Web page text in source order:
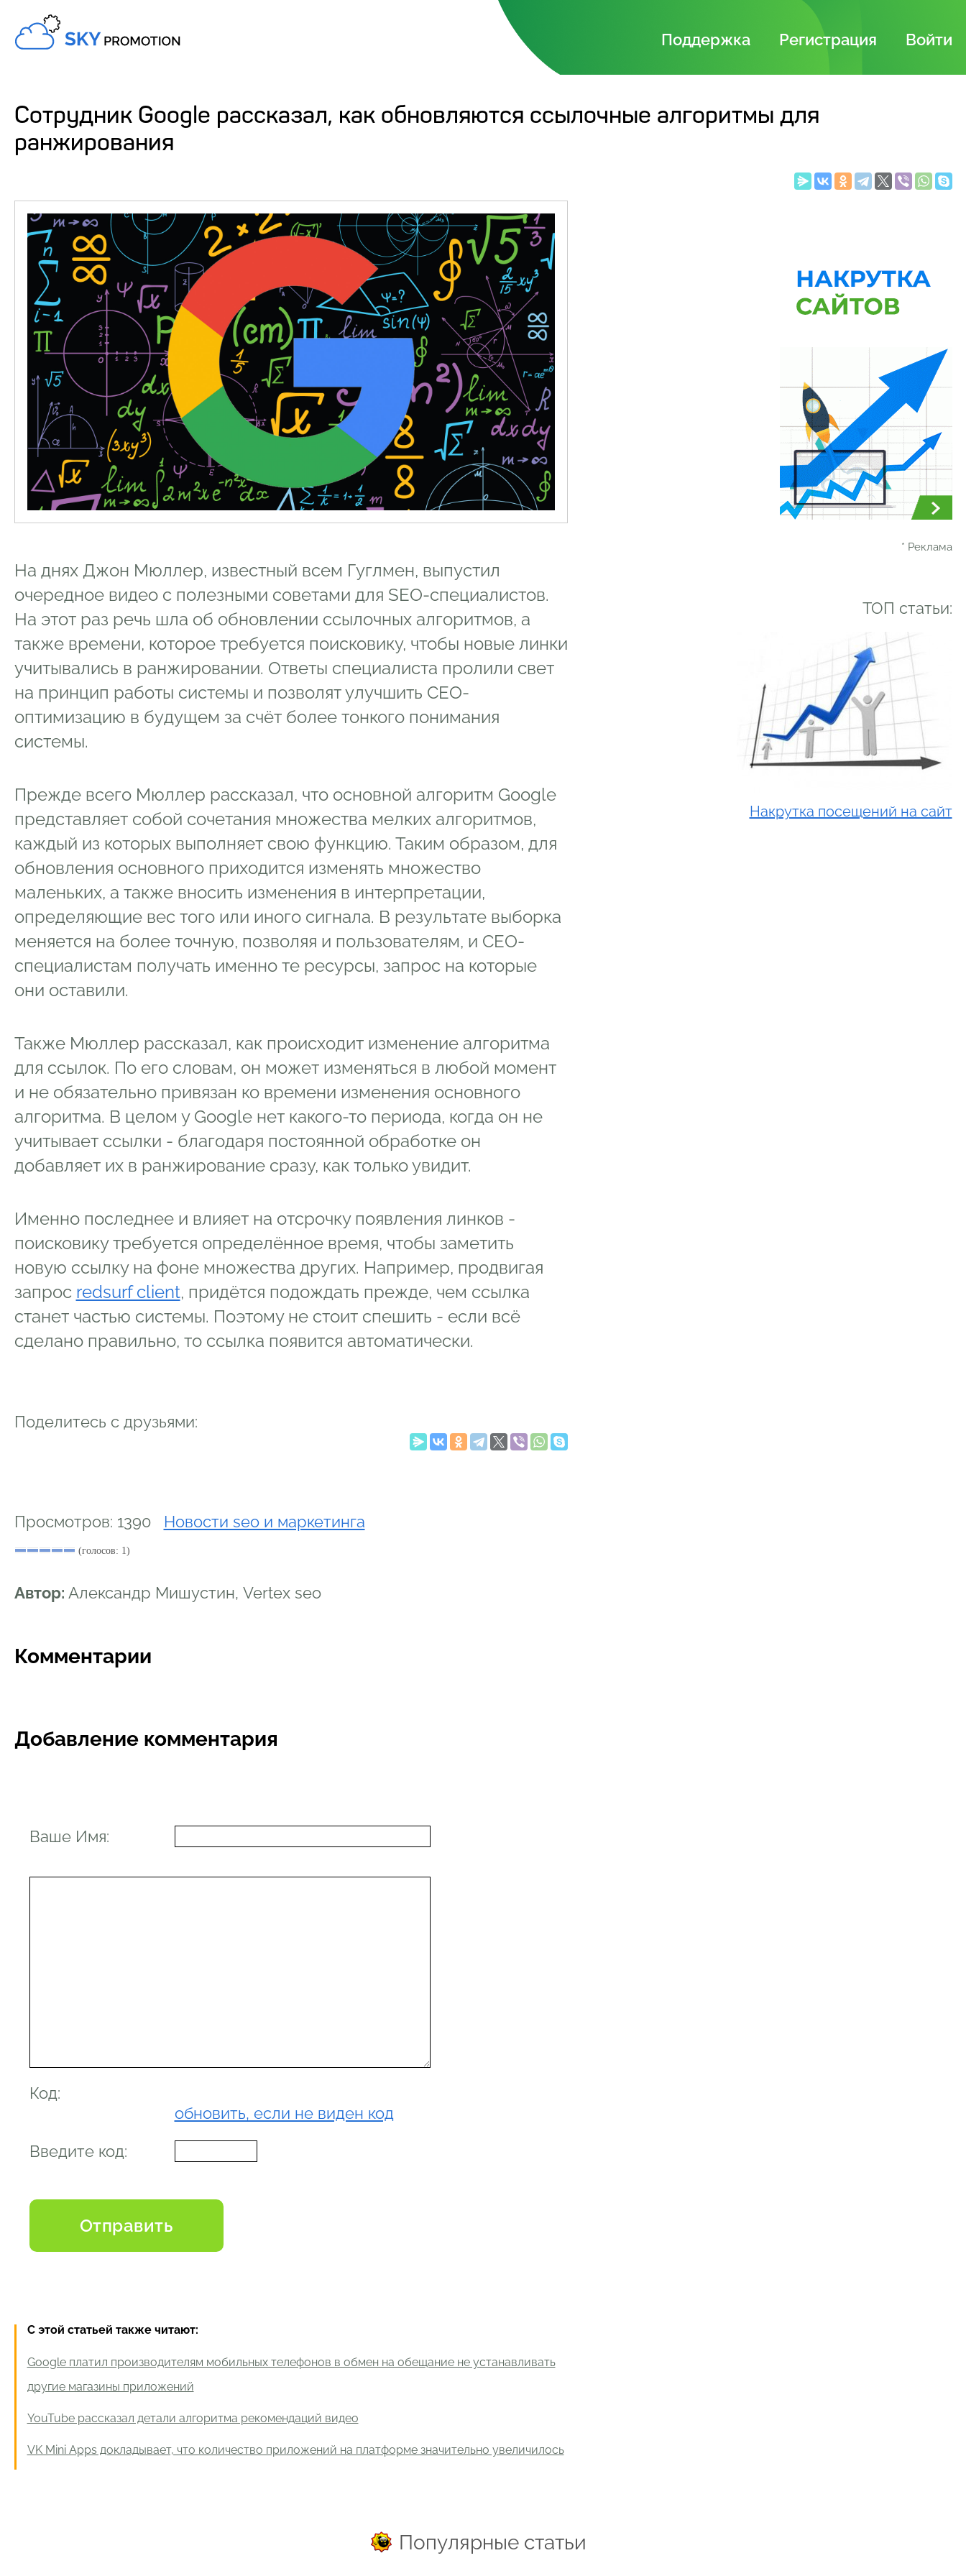
Поддержка Регистрация Войти
Сотрудник Google рассказал, как обновляются ссылочные алгоритмы для
ранжирования
На днях Джон Мюллер, известный всем Гуглмен, выпустил
очередное видео с полезными советами для SEO-специалистов.
На этот раз речь шла об обновлении ссылочных алгоритмов, а
также времени, которое требуется поисковику, чтобы новые линки
учитывались в ранжировании. Ответы специалиста пролили свет
на принцип работы системы и позволят улучшить СЕО-
оптимизацию в будущем за счёт более тонкого понимания
системы.
Прежде всего Мюллер рассказал, что основной алгоритм Google
представляет собой сочетания множества мелких алгоритмов,
каждый из которых выполняет свою функцию. Таким образом, для
обновления основного приходится изменять множество
маленьких, а также вносить изменения в интерпретации,
определяющие вес того или иного сигнала. В результате выборка
меняется на более точную, позволяя и пользователям, и СЕО-
специалистам получать именно те ресурсы, запрос на которые
они оставили.
Также Мюллер рассказал, как происходит изменение алгоритма
для ссылок. По его словам, он может изменяться в любой момент
и не обязательно привязан ко времени изменения основного
алгоритма. В целом у Google нет какого-то периода, когда он не
учитывает ссылки - благодаря постоянной обработке он
добавляет их в ранжирование сразу, как только увидит.
Именно последнее и влияет на отсрочку появления линков -
поисковику требуется определённое время, чтобы заметить
новую ссылку на фоне множества других. Например, продвигая
запрос redsurf client, придётся подождать прежде, чем ссылка
станет частью системы. Поэтому не стоит спешить - если всё
сделано правильно, то ссылка появится автоматически.
Поделитесь с друзьями:
Просмотров: 1390 Новости seo и маркетинга
(голосов: 1)
Автор: Александр Мишустин, Vertex seo
Комментарии
Добавление комментария
Ваше Имя:
Код:
обновить, если не виден код
Введите код:
С этой статьей также читают:
Google платил производителям мобильных телефонов в обмен на обещание не устанавливать
другие магазины приложений
YouTube рассказал детали алгоритма рекомендаций видео
VK Mini Apps докладывает, что количество приложений на платформе значительно увеличилось
* Реклама
ТОП статьи:
Накрутка посещений на сайт
Популярные статьи